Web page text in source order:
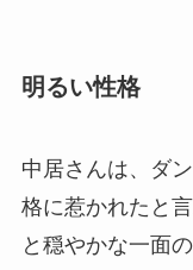
明るい性格
中居さんは、ダ
格に惹かれたと
と穏やかな一面